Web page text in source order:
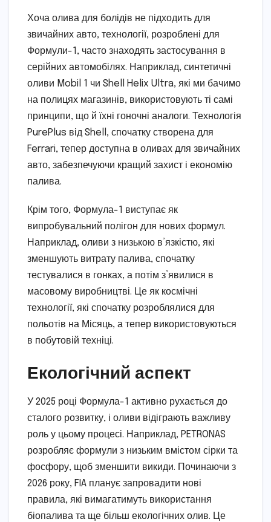
Хоча олива для болідів не підходить для
звичайних авто, технології, розроблені для
Формули-1, часто знаходять застосування в
серійних автомобілях. Наприклад, синтетичні
оливи Mobil 1 чи Shell Helix Ultra, які ми бачимо
на полицях магазинів, використовують ті самі
принципи, що й їхні гоночні аналоги. Технологія
PurePlus від Shell, спочатку створена для
Ferrari, тепер доступна в оливах для звичайних
авто, забезпечуючи кращий захист і економію
палива.
Крім того, Формула-1 виступає як
випробувальний полігон для нових формул.
Наприклад, оливи з низькою в’язкістю, які
зменшують витрату палива, спочатку
тестувалися в гонках, а потім з’явилися в
масовому виробництві. Це як космічні
технології, які спочатку розроблялися для
польотів на Місяць, а тепер використовуються
в побутовій техніці.
Екологічний аспект
У 2025 році Формула-1 активно рухається до
сталого розвитку, і оливи відіграють важливу
роль у цьому процесі. Наприклад, PETRONAS
розробляє формули з низьким вмістом сірки та
фосфору, щоб зменшити викиди. Починаючи з
2026 року, FIA планує запровадити нові
правила, які вимагатимуть використання
біопалива та ще більш екологічних олив. Це